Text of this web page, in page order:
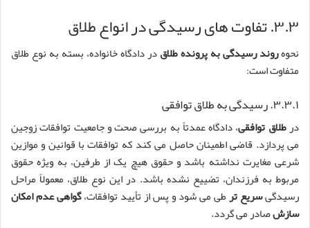
۳.۳. تفاوت های رسیدگی در انواع طلاق
نحوهروند رسیدگی به پرونده طلاقدر دادگاه خانواده، بسته به نوع طلاق
متفاوت است:
۳.۳.۱. رسیدگی به طلاق توافقی
درطلاق توافقی، دادگاه عمدتاً به بررسی صحت و جامعیت توافقات زوجین
می پردازد. قاضی اطمینان حاصل می کند که توافقات با قوانین و موازین
شرعی مغایرت نداشته باشد و حقوق هیچ یک از طرفین، به ویژه حقوق
مربوط به فرزندان، تضییع نشده باشد. در این نوع طلاق، معمولاً مراحل
رسیدگیسریع ترطی می شود و پس از تأیید توافقات،گواهی عدم امکان
سازشصادر می گردد.